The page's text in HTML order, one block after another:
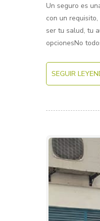
Un seguro es
con un
ser tu salud, tu
opcionesNo
SEGUIR